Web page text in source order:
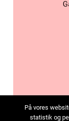
På vores
statistik og